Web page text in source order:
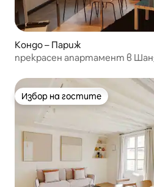
Кондо – Париж
прекрасен апартамент в
Избор на гостите
Избор на гостите